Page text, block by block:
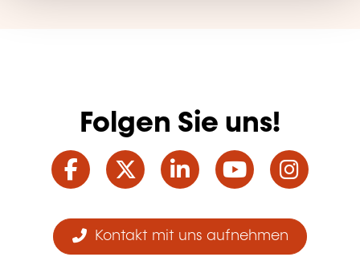
Folgen Sie uns!
Facebook
TwitterLinkedInYouTube
Kontakt mit uns aufnehmen